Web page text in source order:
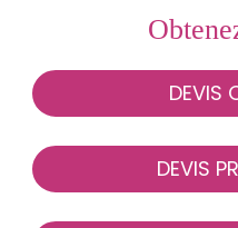
DEVIS
DEVIS